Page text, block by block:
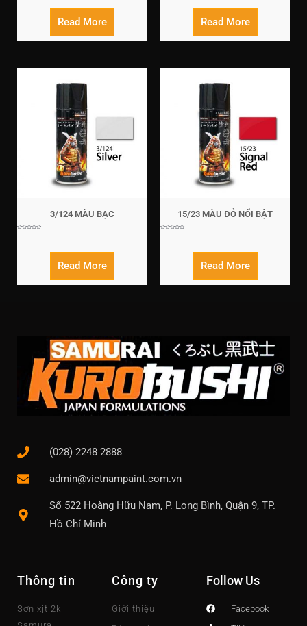
Read More Read More
3/124 MÀU BẠC
Read More
15/23 MÀU ĐỎ NỔI BẬT
Read More
(028) 2248 2888
admin@vietnampaint.com.vn
Số 522 Hoàng Hữu Nam, P. Long Bình, Quận 9, TP.
Hồ Chí Minh
Thông tin
Sơn xịt 2k
Công ty
Giới thiệu
Follow Us
Facebook